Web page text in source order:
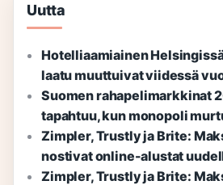
Uutta
Hotelliaamiainen
laatu muuttuivat viidessä
Suomen rahapelimarkkinat
tapahtuu, kun monopoli
Zimpler, Trustly ja Brite:
nostivat online-alustat
Zimpler, Trustly ja Brite: